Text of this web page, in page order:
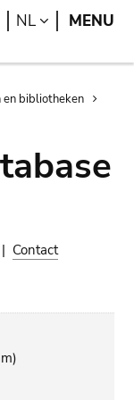
Search
NL LANGUAGE
MENU
en bibliotheken
| Contact